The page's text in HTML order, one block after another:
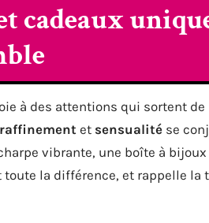
cadeaux
à des attentions qui sortent de
raffinement et sensualité se
vibrante, une boîte à
la différence, et rappelle la